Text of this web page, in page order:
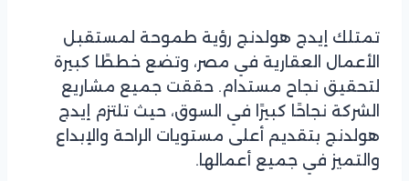
تمتلك إيدج هولدنج رؤية طموحة لمستقبل
الأعمال العقارية في مصر، وتضع خططًا كبيرة
لتحقيق نجاح مستدام. حققت جميع مشاريع
الشركة نجاحًا كبيرًا في السوق، حيث تلتزم إيدج
هولدنج بتقديم أعلى مستويات الراحة والإبداع
والتميز في جميع أعمالها.